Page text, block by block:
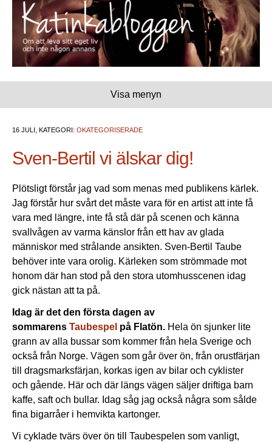
Visa menyn
16 JULI, KATEGORI: OKATEGORISERADE
Sven-Bertil vi älskar dig!
Plötsligt förstår jag vad som menas med publikens kärlek.
Jag förstår hur svårt det måste vara för en artist att inte få
vara med längre, inte få stå där på scenen och känna
svallvågen av varma känslor från ett hav av glada
människor med strålande ansikten. Sven-Bertil Taube
behöver inte vara orolig. Kärleken som strömmade mot
honom där han stod på den stora utomhusscenen idag
gick nästan att ta på.
Idag är det den första dagen av
sommarens Taubespel på Flatön. Hela ön sjunker lite
grann av alla bussar som kommer från hela Sverige och
också från Norge. Vägen som går över ön, från orustfärjan
till dragsmarksfärjan, korkas igen av bilar och cyklister
och gående. Här och där längs vägen säljer driftiga barn
kaffe, saft och bullar. Idag såg jag också några som sålde
fina bigarråer i hemvikta kartonger.
Vi cyklade tvärs över ön till Taubespelen som vanligt,